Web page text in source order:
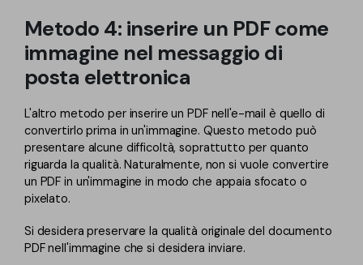
Metodo 4: inserire un PDF come
immagine nel messaggio di
posta elettronica
L'altro metodo per inserire un PDF nell'e-mail è quello di
convertirlo prima in un'immagine. Questo metodo può
presentare alcune difficoltà, soprattutto per quanto
riguarda la qualità. Naturalmente, non si vuole convertire
un PDF in un'immagine in modo che appaia sfocato o
pixelato.
Si desidera preservare la qualità originale del documento
PDF nell'immagine che si desidera inviare.